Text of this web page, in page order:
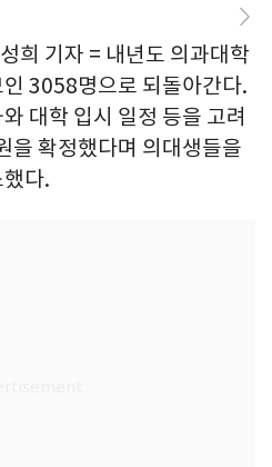
희 기자 = 내년도 의과대학
3058명으로 되돌아간다.
대학 입시 일정 등을 고려
을 확정했다며 의대생들을
다.